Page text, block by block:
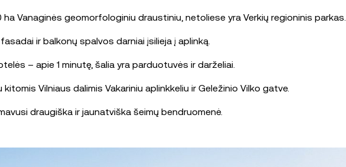
Vanaginės geomorfologiniu draustiniu, netoliese yra Verkių regioninis parkas.
ir balkonų spalvos darniai įsilieja į aplinką.
– apie 1 minutę, šalia yra parduotuvės ir darželiai.
Vilniaus dalimis Vakariniu aplinkkeliu ir Geležinio Vilko gatve.
draugiška ir jaunatviška šeimų bendruomenė.